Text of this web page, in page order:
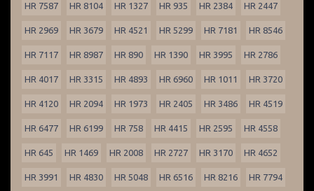
HR 7587 HR 8104 HR 1327 HR 935 HR 2384 HR 2447
HR 2969 HR 3679 HR 4521 HR 5299 HR 7181 HR 8546
HR 7117 HR 8987 HR 890 HR 1390 HR 3995 HR 2786
HR 4017 HR 3315 HR 4893 HR 6960 HR 1011 HR 3720
HR 4120 HR 2094 HR 1973 HR 2405 HR 3486 HR 4519
HR 6477 HR 6199 HR 758 HR 4415 HR 2595 HR 4558
HR 645 HR 1469 HR 2008 HR 2727 HR 3170 HR 4652
HR 3991 HR 4830 HR 5048 HR 6516 HR 8216 HR 7794